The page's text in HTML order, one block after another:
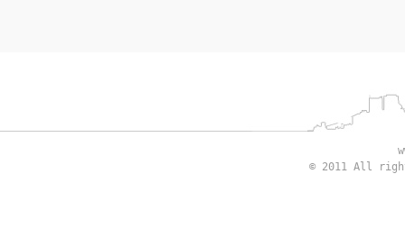
© 2011 All